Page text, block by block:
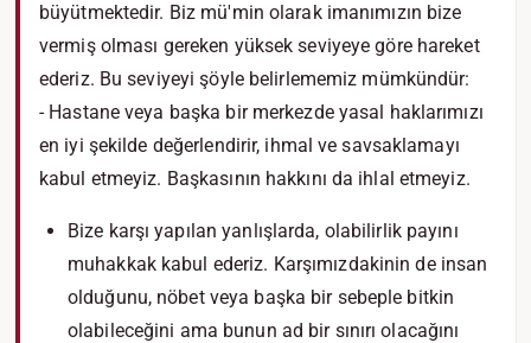
büyütmektedir. Biz mü'min olarak imanımızın bize
vermiş olması gereken yüksek seviyeye göre hareket
ederiz. Bu seviyeyi şöyle belirlememiz mümkündür:
- Hastane veya başka bir merkezde yasal haklarımızı
en iyi şekilde değerlendirir, ihmal ve savsaklamayı
kabul etmeyiz. Başkasının hakkını da ihlal etmeyiz.
Bize karşı yapılan yanlışlarda, olabilirlik payını
muhakkak kabul ederiz. Karşımızdakinin de insan
olduğunu, nöbet veya başka bir sebeple bitkin
olabileceğini ama bunun ad bir sınırı olacağını